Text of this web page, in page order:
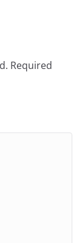
Required